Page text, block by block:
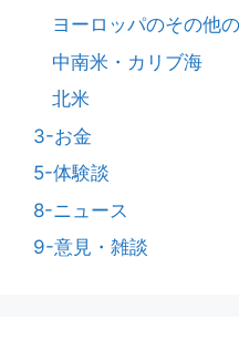
ヨーロッパのその他
中南米・カリブ海
北米
3-お金
5-体験談
8-ニュース
9-意見・雑談